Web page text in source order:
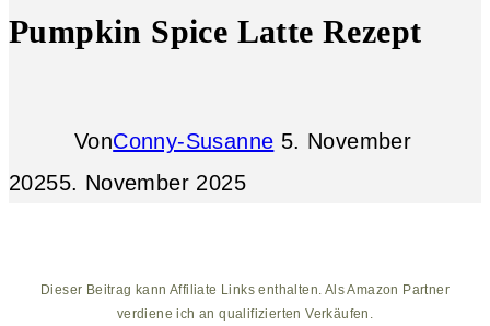
Pumpkin Spice Latte Rezept
VonConny-Susanne 5. November
20255. November 2025
Dieser Beitrag kann Affiliate Links enthalten. Als Amazon Partner
verdiene ich an qualifizierten Verkäufen.